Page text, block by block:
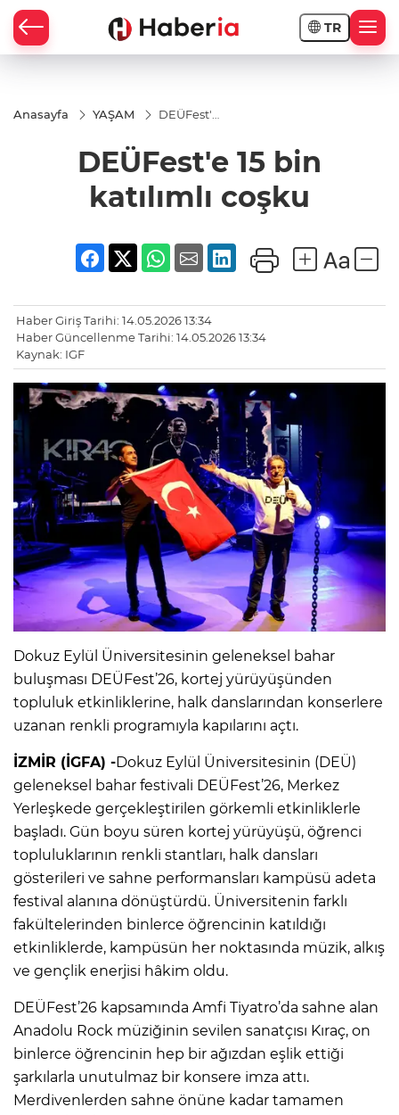
TR
Anasayfa YAŞAM
DEÜFest'e
coşku
DEÜFest'e 15 bin
katılımlı coşku
Haber Giriş Tarihi: 14.05.2026 13:34
Haber Güncellenme Tarihi: 14.05.2026 13:34
Kaynak: IGF
Dokuz Eylül Üniversitesinin geleneksel bahar
buluşması DEÜFest’26, kortej yürüyüşünden
topluluk etkinliklerine, halk danslarından konserlere
uzanan renkli programıyla kapılarını açtı.
İZMİR (İGFA) -Dokuz Eylül Üniversitesinin (DEÜ)
geleneksel bahar festivali DEÜFest’26, Merkez
Yerleşkede gerçekleştirilen görkemli etkinliklerle
başladı. Gün boyu süren kortej yürüyüşü, öğrenci
topluluklarının renkli stantları, halk dansları
gösterileri ve sahne performansları kampüsü adeta
festival alanına dönüştürdü. Üniversitenin farklı
fakültelerinden binlerce öğrencinin katıldığı
etkinliklerde, kampüsün her noktasında müzik, alkış
ve gençlik enerjisi hâkim oldu.
DEÜFest’26 kapsamında Amfi Tiyatro’da sahne alan
Anadolu Rock müziğinin sevilen sanatçısı Kıraç, on
binlerce öğrencinin hep bir ağızdan eşlik ettiği
şarkılarla unutulmaz bir konsere imza attı.
Merdivenlerden sahne önüne kadar tamamen